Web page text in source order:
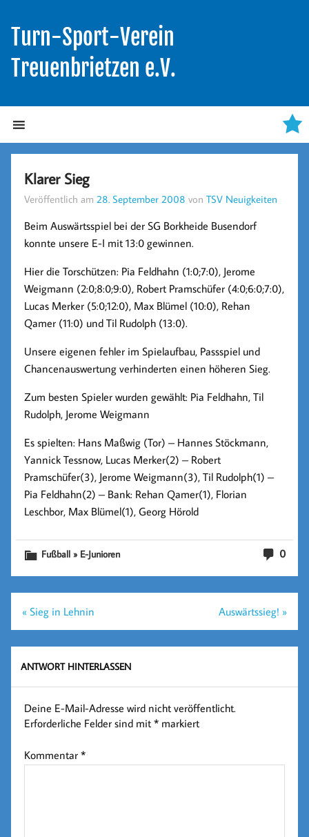
Turn-Sport-Verein
Treuenbrietzen e.V.
Klarer Sieg
Veröffentlich am 28. September 2008 vonTSV Neuigkeiten
Beim Auswärtsspiel bei der SG Borkheide Busendorf
konnte unsere E-I mit 13:0 gewinnen.
Hier die Torschützen: Pia Feldhahn (1:0;7:0), Jerome
Weigmann (2:0;8:0;9:0), Robert Pramschüfer (4:0;6:0;7:0),
Lucas Merker (5:0;12:0), Max Blümel (10:0), Rehan
Qamer (11:0) und Til Rudolph (13:0).
Unsere eigenen fehler im Spielaufbau, Passspiel und
Chancenauswertung verhinderten einen höheren Sieg.
Zum besten Spieler wurden gewählt: Pia Feldhahn, Til
Rudolph, Jerome Weigmann
Es spielten: Hans Maßwig (Tor) – Hannes Stöckmann,
Yannick Tessnow, Lucas Merker(2) – Robert
Pramschüfer(3), Jerome Weigmann(3), Til Rudolph(1) –
Pia Feldhahn(2) – Bank: Rehan Qamer(1), Florian
Leschbor, Max Blümel(1), Georg Hörold
0
Fußball » E-Junioren
Beitragsnavigation
« Sieg in Lehnin Auswärtssieg! »
ANTWORT HINTERLASSEN
Deine E-Mail-Adresse wird nicht veröffentlicht.
Erforderliche Felder sind mit* markiert
Kommentar*